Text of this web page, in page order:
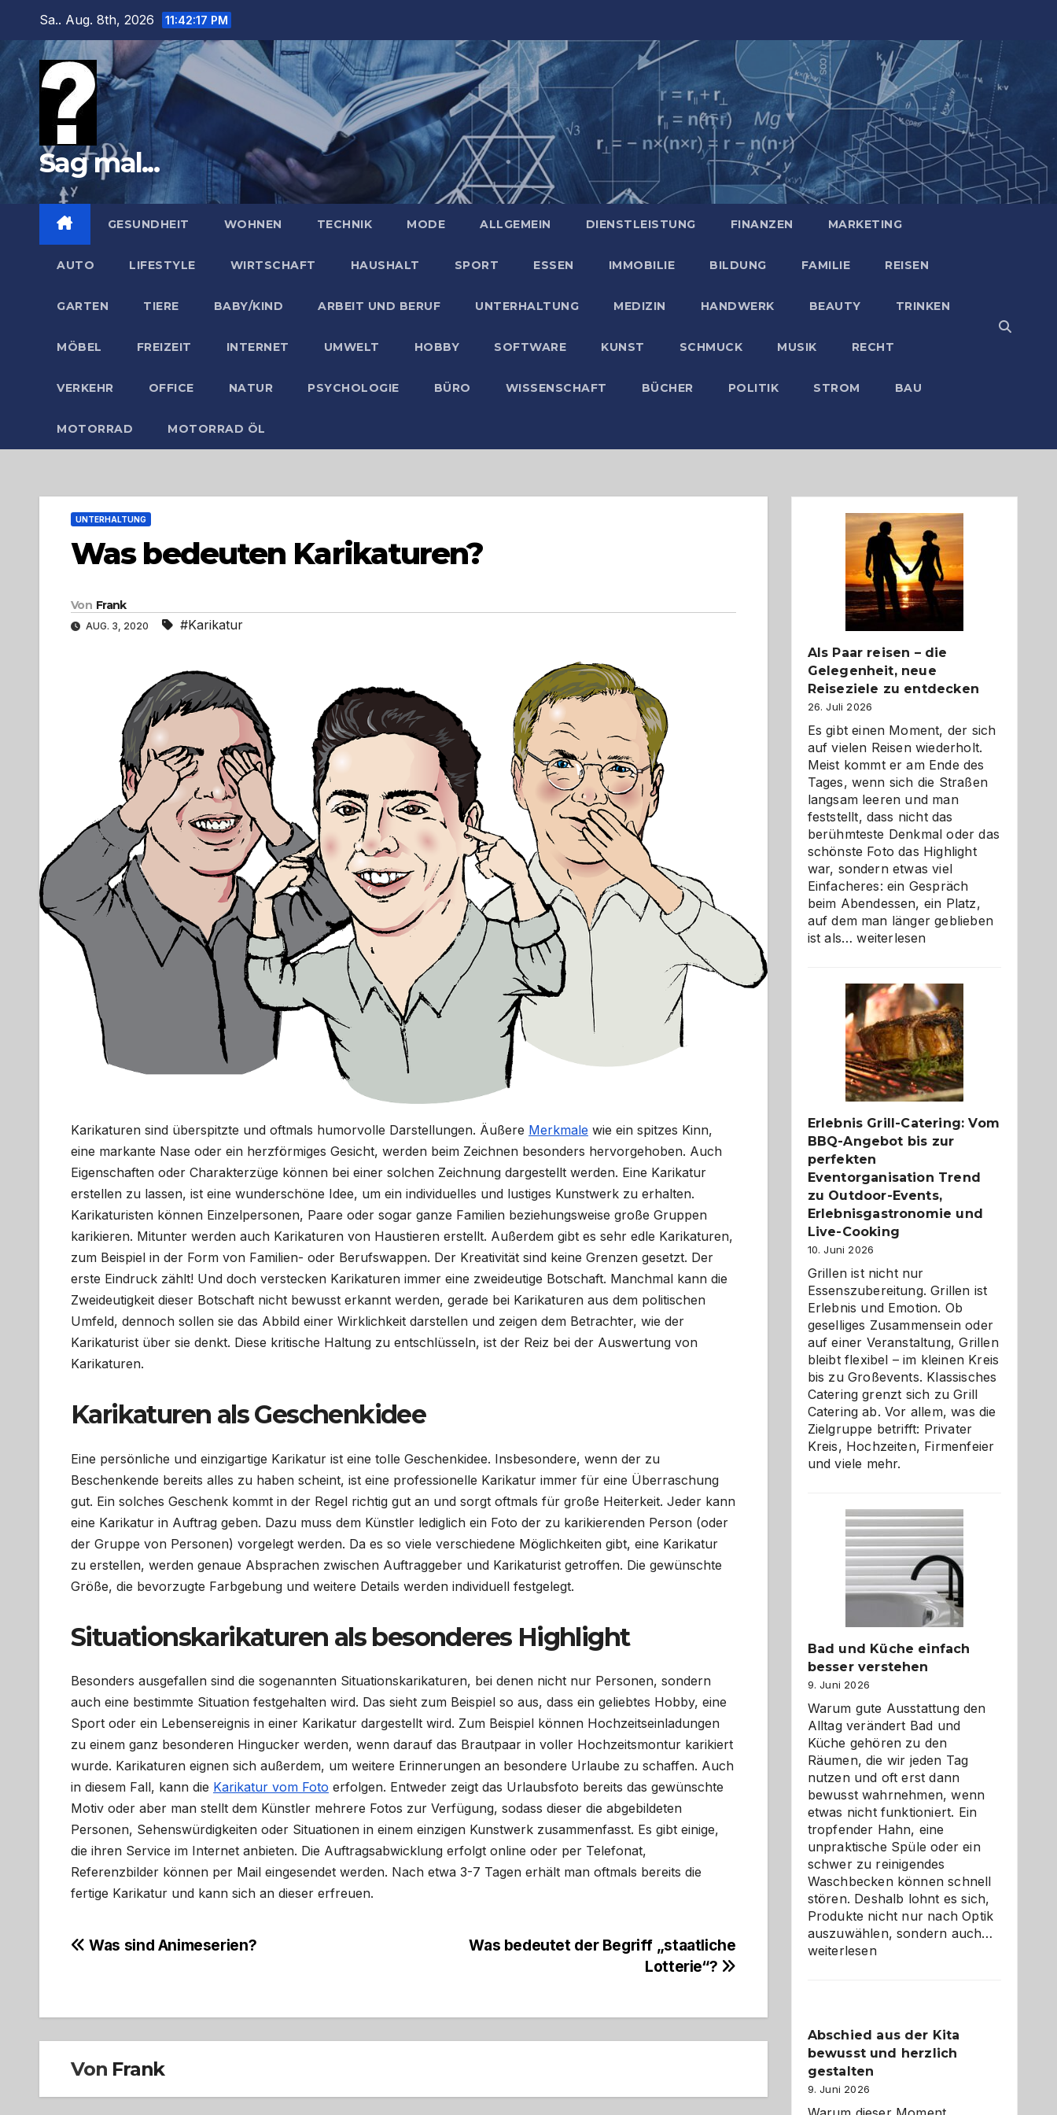
springen
Sa.. Aug. 8th, 2026 11:42:18 PM
Sag mal...
GESUNDHEIT WOHNEN TECHNIK MODE ALLGEMEIN DIENSTLEISTUNG FINANZEN MARKETING
AUTO LIFESTYLE WIRTSCHAFT HAUSHALT SPORT ESSEN IMMOBILIE BILDUNG FAMILIE REISEN
GARTEN TIERE BABY/KIND ARBEIT UND BERUF UNTERHALTUNG MEDIZIN HANDWERK BEAUTY TRINKEN
MÖBEL FREIZEIT INTERNET UMWELT HOBBY SOFTWARE KUNST SCHMUCK MUSIK RECHT
VERKEHR OFFICE NATUR PSYCHOLOGIE BÜRO WISSENSCHAFT BÜCHER POLITIK STROM BAU
MOTORRAD MOTORRAD ÖL
UNTERHALTUNG
Was bedeuten Karikaturen?
Von Frank
AUG. 3, 2020 #Karikatur
Karikaturen sind überspitzte und oftmals humorvolle Darstellungen. Äußere Merkmale wie ein spitzes Kinn,
eine markante Nase oder ein herzförmiges Gesicht, werden beim Zeichnen besonders hervorgehoben. Auch
Eigenschaften oder Charakterzüge können bei einer solchen Zeichnung dargestellt werden. Eine Karikatur
erstellen zu lassen, ist eine wunderschöne Idee, um ein individuelles und lustiges Kunstwerk zu erhalten.
Karikaturisten können Einzelpersonen, Paare oder sogar ganze Familien beziehungsweise große Gruppen
karikieren. Mitunter werden auch Karikaturen von Haustieren erstellt. Außerdem gibt es sehr edle Karikaturen,
zum Beispiel in der Form von Familien- oder Berufswappen. Der Kreativität sind keine Grenzen gesetzt. Der
erste Eindruck zählt! Und doch verstecken Karikaturen immer eine zweideutige Botschaft. Manchmal kann die
Zweideutigkeit dieser Botschaft nicht bewusst erkannt werden, gerade bei Karikaturen aus dem politischen
Umfeld, dennoch sollen sie das Abbild einer Wirklichkeit darstellen und zeigen dem Betrachter, wie der
Karikaturist über sie denkt. Diese kritische Haltung zu entschlüsseln, ist der Reiz bei der Auswertung von
Karikaturen.
Karikaturen als Geschenkidee
Eine persönliche und einzigartige Karikatur ist eine tolle Geschenkidee. Insbesondere, wenn der zu
Beschenkende bereits alles zu haben scheint, ist eine professionelle Karikatur immer für eine Überraschung
gut. Ein solches Geschenk kommt in der Regel richtig gut an und sorgt oftmals für große Heiterkeit. Jeder kann
eine Karikatur in Auftrag geben. Dazu muss dem Künstler lediglich ein Foto der zu karikierenden Person (oder
der Gruppe von Personen) vorgelegt werden. Da es so viele verschiedene Möglichkeiten gibt, eine Karikatur
zu erstellen, werden genaue Absprachen zwischen Auftraggeber und Karikaturist getroffen. Die gewünschte
Größe, die bevorzugte Farbgebung und weitere Details werden individuell festgelegt.
Situationskarikaturen als besonderes Highlight
Besonders ausgefallen sind die sogenannten Situationskarikaturen, bei denen nicht nur Personen, sondern
auch eine bestimmte Situation festgehalten wird. Das sieht zum Beispiel so aus, dass ein geliebtes Hobby, eine
Sport oder ein Lebensereignis in einer Karikatur dargestellt wird. Zum Beispiel können Hochzeitseinladungen
zu einem ganz besonderen Hingucker werden, wenn darauf das Brautpaar in voller Hochzeitsmontur karikiert
wurde. Karikaturen eignen sich außerdem, um weitere Erinnerungen an besondere Urlaube zu schaffen. Auch
in diesem Fall, kann die Karikatur vom Foto erfolgen. Entweder zeigt das Urlaubsfoto bereits das gewünschte
Motiv oder aber man stellt dem Künstler mehrere Fotos zur Verfügung, sodass dieser die abgebildeten
Personen, Sehenswürdigkeiten oder Situationen in einem einzigen Kunstwerk zusammenfasst. Es gibt einige,
die ihren Service im Internet anbieten. Die Auftragsabwicklung erfolgt online oder per Telefonat,
Referenzbilder können per Mail eingesendet werden. Nach etwa 3-7 Tagen erhält man oftmals bereits die
fertige Karikatur und kann sich an dieser erfreuen.
Beitragsnavigation
Was bedeutet der Begriff „staatliche
Lotterie“?
Was sind Animeserien?
Von Frank
Als Paar reisen – die
Gelegenheit, neue
Reiseziele zu entdecken
26. Juli 2026
Es gibt einen Moment, der sich
auf vielen Reisen wiederholt.
Meist kommt er am Ende des
Tages, wenn sich die Straßen
langsam leeren und man
feststellt, dass nicht das
berühmteste Denkmal oder das
schönste Foto das Highlight
war, sondern etwas viel
Einfacheres: ein Gespräch
beim Abendessen, ein Platz,
auf dem man länger geblieben
ist als…Als
die
Gelegenheit,
neue
Reiseziele
zu
entdecken
weiterlesen
Erlebnis Grill-Catering: Vom
BBQ-Angebot bis zur
perfekten
Eventorganisation Trend
zu Outdoor-Events,
Erlebnisgastronomie und
Live-Cooking
10. Juni 2026
Grillen ist nicht nur
Essenszubereitung. Grillen ist
Erlebnis und Emotion. Ob
geselliges Zusammensein oder
auf einer Veranstaltung, Grillen
bleibt flexibel – im kleinen Kreis
bis zu Großevents. Klassisches
Catering grenzt sich zu Grill
Catering ab. Vor allem, was die
Zielgruppe betrifft: Privater
Kreis, Hochzeiten, Firmenfeier
und viele mehr.
Bad und Küche einfach
besser verstehen
9. Juni 2026
Warum gute Ausstattung den
Alltag verändert Bad und
Küche gehören zu den
Räumen, die wir jeden Tag
nutzen und oft erst dann
bewusst wahrnehmen, wenn
etwas nicht funktioniert. Ein
tropfender Hahn, eine
unpraktische Spüle oder ein
schwer zu reinigendes
Waschbecken können schnell
stören. Deshalb lohnt es sich,
Produkte nicht nur nach Optik
auszuwählen, sondern auch…
weiterlesen
Abschied aus der Kita
bewusst und herzlich
gestalten
9. Juni 2026